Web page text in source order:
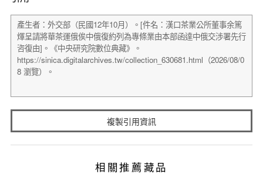
複製引用資訊
相關推薦藏品